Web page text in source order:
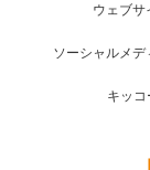
ウェブサ
ソーシャルメ
キッ